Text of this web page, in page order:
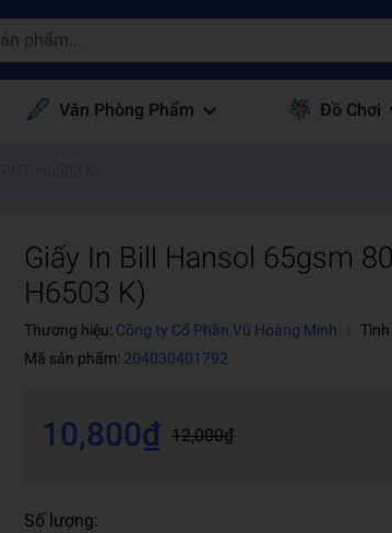
Văn Phòng Phẩm Đồ Chơi
Giấy In Bill Hansol 65gsm
H6503 K)
Thương hiệu: Công ty Cổ Phần Vũ Hoàng Minh
Mã sản phẩm: 204030401792
10,800₫ 12,000₫
Số lượng: